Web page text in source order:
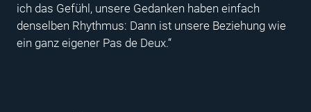
ich das Gefühl, unsere Gedanken haben einfach
denselben Rhythmus: Dann ist unsere Beziehung wie
ein ganz eigener Pas de Deux.“